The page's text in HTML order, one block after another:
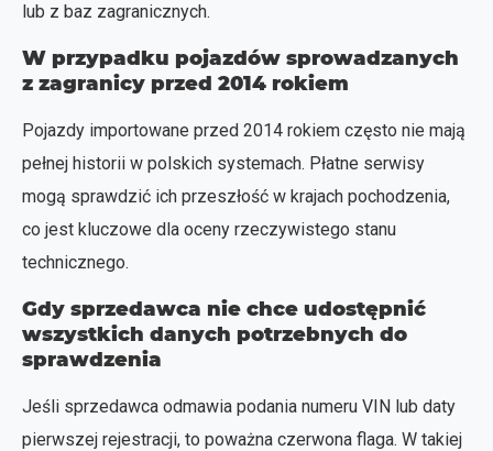
lub z baz zagranicznych.
W przypadku pojazdów sprowadzanych
z zagranicy przed 2014 rokiem
Pojazdy importowane przed 2014 rokiem często nie mają
pełnej historii w polskich systemach. Płatne serwisy
mogą sprawdzić ich przeszłość w krajach pochodzenia,
co jest kluczowe dla oceny rzeczywistego stanu
technicznego.
Gdy sprzedawca nie chce udostępnić
wszystkich danych potrzebnych do
sprawdzenia
Jeśli sprzedawca odmawia podania numeru VIN lub daty
pierwszej rejestracji, to poważna czerwona flaga. W takiej